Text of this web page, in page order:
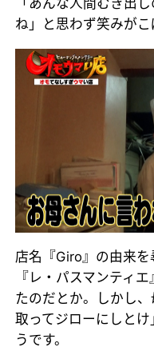
「あんな人間むき出
ね」と思わず笑みがこ
店名『Giro』の由来
『レ・パスマンティ
たのだとか。しかし
取ってジローにしと
うです。